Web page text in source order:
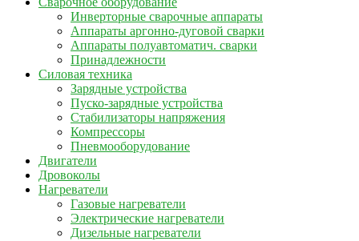
Инверторные сварочные аппараты
Аппараты аргонно-дуговой сварки
Аппараты полуавтоматич. сварки
Принадлежности
Силовая техника
Зарядные устройства
Пуско-зарядные устройства
Стабилизаторы напряжения
Компрессоры
Пневмооборудование
Двигатели
Дровоколы
Нагреватели
Газовые нагреватели
Электрические нагреватели
Дизельные нагреватели